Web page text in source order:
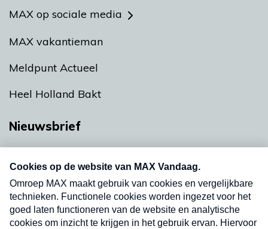
MAX op sociale media
MAX vakantieman
Meldpunt Actueel
Heel Holland Bakt
Nieuwsbrief
nieuwsbrief. Elke vrijdag- en dinsdagochtend in
uw mailbox.
Verzend